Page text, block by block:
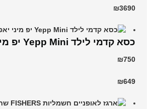
₪3690
כסא קדמי לילד Yepp Mini יפ מיני יאפ
₪750
₪649